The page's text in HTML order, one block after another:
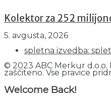
Kolektor za 252
5. avgusta, 2026
spletna izvedba:
© 2023 ABC Merkur d.o.o.
zaščiteno. Vse pravice
Welcome Back!